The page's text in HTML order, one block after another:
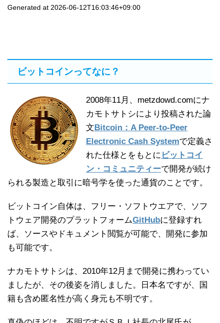
Generated at 2026-06-12T16:03:46+09:00
ビットコインってなに？
2008年11月、metzdowd.comにナ
カモトサトシにより投稿された論
文 Bitcoin：A Peer-to-Peer
Electronic Cash Systemで定義さ
れた仕様とをもとに ビットコイ
ン・コミュニティーで開発が続け
られる製造と取引に暗号学を使った通貨のことです。
ビットコイン自体は、フリー・ソフトウエアで、ソフ
トウェア開発のプラットフォームGitHubに登録すれ
ば、ソースやドキュメント閲覧が可能で、開発に参加
も可能です。
ナカモトサトシは、2010年12月まで開発に携わってい
ましたが、その後姿を消しました。日本名ですが、国
籍も含め匿名性が高く身元も不明です。